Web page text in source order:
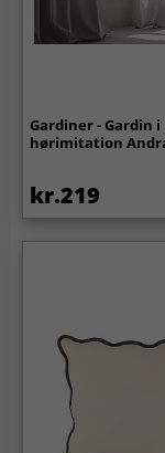
Gardiner - Gardin i
hørimitation
kr.219